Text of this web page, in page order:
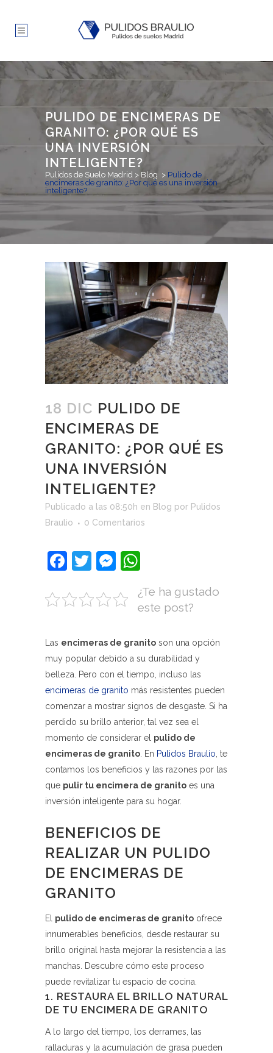
PULIDO DE ENCIMERAS DE
GRANITO: ¿POR QUÉ ES
UNA INVERSIÓN
INTELIGENTE?
Pulidos de Suelo Madrid > Blog > Pulido de
encimeras de granito: ¿Por qué es una inversión
inteligente?
18 DIC PULIDO DE
ENCIMERAS DE
GRANITO: ¿POR QUÉ ES
UNA INVERSIÓN
INTELIGENTE?
Publicado a las 08:50h en Blog por Pulidos
Braulio
0 Comentarios
Facebook
TwitterMessenger
¿Te ha gustado
este post?
Las encimeras de granito son una opción
muy popular debido a su durabilidad y
belleza. Pero con el tiempo, incluso las
encimeras de granito más resistentes pueden
comenzar a mostrar signos de desgaste. Si ha
perdido su brillo anterior, tal vez sea el
momento de considerar el pulido de
encimeras de granito . En Pulidos Braulio , te
contamos los beneficios y las razones por las
que pulir tu encimera de granito es una
inversión inteligente para su hogar.
BENEFICIOS DE
REALIZAR UN PULIDO
DE ENCIMERAS DE
GRANITO
El pulido de encimeras de granito ofrece
innumerables beneficios, desde restaurar su
brillo original hasta mejorar la resistencia a las
manchas. Descubre cómo este proceso
puede revitalizar tu espacio de cocina.
1. RESTAURA EL BRILLO NATURAL
DE TU ENCIMERA DE GRANITO
A lo largo del tiempo, los derrames, las
ralladuras y la acumulación de grasa pueden